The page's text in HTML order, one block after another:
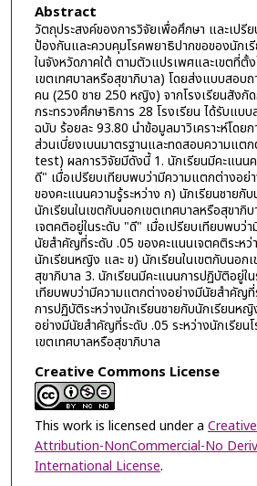
Abstract
วัตถุประสงค์ของการวิจัยเพื่อศึกษา และเปรี
ป้องกันและควบคุมโรคพยาธิปากขอของนักเ
ในจังหวัดภาคใต้ ตามตัวแปรเพศและเขตที่ตั้
เขตเทศบาลหรือสุขาภิบาล) โดยส่งแบบสอบ
คน (250 ชาย 250 หญิง) จากโรงเรียนสังกั
กระทรวงศึกษาธิการ 28 โรงเรียน ได้รับแบ
ฉบับ ร้อยละ 93.80 นำข้อมูลมาวิเคราะห์โดย
ส่วนเบี่ยงเบนมาตรฐานและทดสอบความแต
test) ผลการวิจัยมีดังนี้ 1. นักเรียนมีคะแนนค
ดี" เมื่อเปรียบเทียบพบว่ามีความแตกต่างอย่
ของคะแนนความรู้ระหว่าง ก) นักเรียนชายกั
นักเรียนในเขตกับนอกเขตเทศบาลหรือสุขาภิ
เจตคติอยู่ในระดับ "ดี" เมื่อเปรียบเทียบพบว่
นัยสำคัญที่ระดับ .05 ของคะแนนเจตคติระหว่
นักเรียนหญิง และ ข) นักเรียนในเขตกับนอก
สุขาภิบาล 3. นักเรียนมีคะแนนการปฏิบัติอยู่ใ
เทียบพบว่ามีความแตกต่างอย่างมีนัยสำคัญ
การปฏิบัติระหว่างนักเรียนชายกับนักเรียนห
อย่างมีนัยสำคัญที่ระดับ .05 ระหว่างนักเรียน
เขตเทศบาลหรือสุขาภิบาล
Creative Commons License
This work is licensed under a
Attribution-NonCommercial-No
International License.